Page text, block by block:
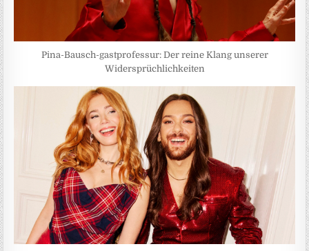
Pina-Bausch-gastprofessur: Der reine Klang unserer
Widersprüchlichkeiten